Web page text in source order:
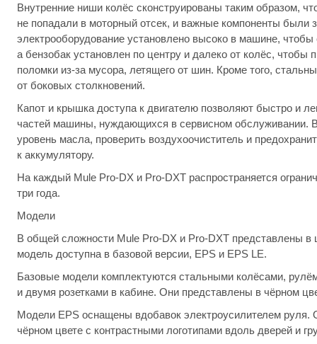
Внутренние ниши колёс сконструированы таким образом,
не попадали в моторный отсек, и важные компоненты
электрооборудование установлено высоко в машине,
а бензобак установлен по центру и далеко от колёс, чтобы
поломки из-за мусора, летящего от шин. Кроме того,
от боковых столкновений.
Капот и крышка доступа к двигателю позволяют быстро и
частей машины, нуждающихся в сервисном обслуживании.
уровень масла, проверить воздухоочиститель и
к аккумулятору.
На каждый Mule Pro-DX и Pro-DXT распространяется
три года.
Модели
В общей сложности Mule Pro-DX и Pro-DXT представлены в
модель доступна в базовой версии, EPS и EPS LE.
Базовые модели комплектуются стальными колёсами,
и двумя розетками в кабине. Они представлены в чёрном
Модели EPS оснащены вдобавок электроусилителем руля.
чёрном цвете с контрастными логотипами вдоль дверей и